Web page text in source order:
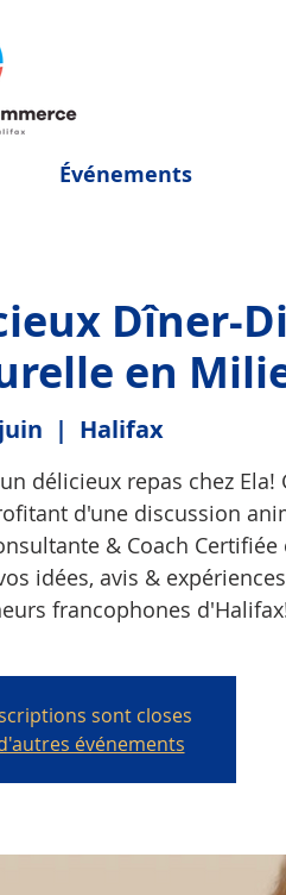
Événements
Dîner-
en
  |
Halifax
délicieux repas chez Ela!
d'une discussion
& Coach
idées, avis &
francophones
sont closes
événements